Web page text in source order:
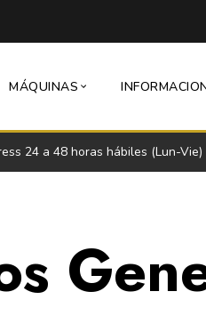
MÁQUINAS
24 a 48 horas hábiles (Lun-Vie)